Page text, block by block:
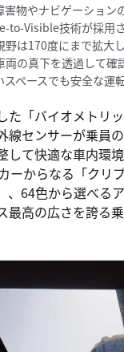
害物やナビゲーション
to-Visible技術が採用
野は170度にまで拡大
両の真下を透過して確
ペースでも安全な運
た「バイオメトリ
線センサーが乗員
して快適な車内環
ーからなる「クリ
、64色から選べる
最高の広さを誇る